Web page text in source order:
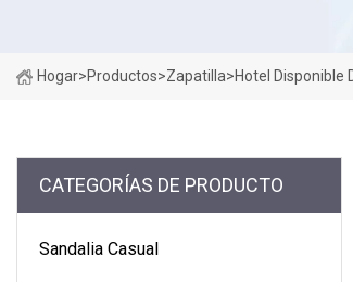
Hogar>Productos>Zapatilla>Hotel Disponible
CATEGORÍAS DE PRODUCTO
Sandalia Casual